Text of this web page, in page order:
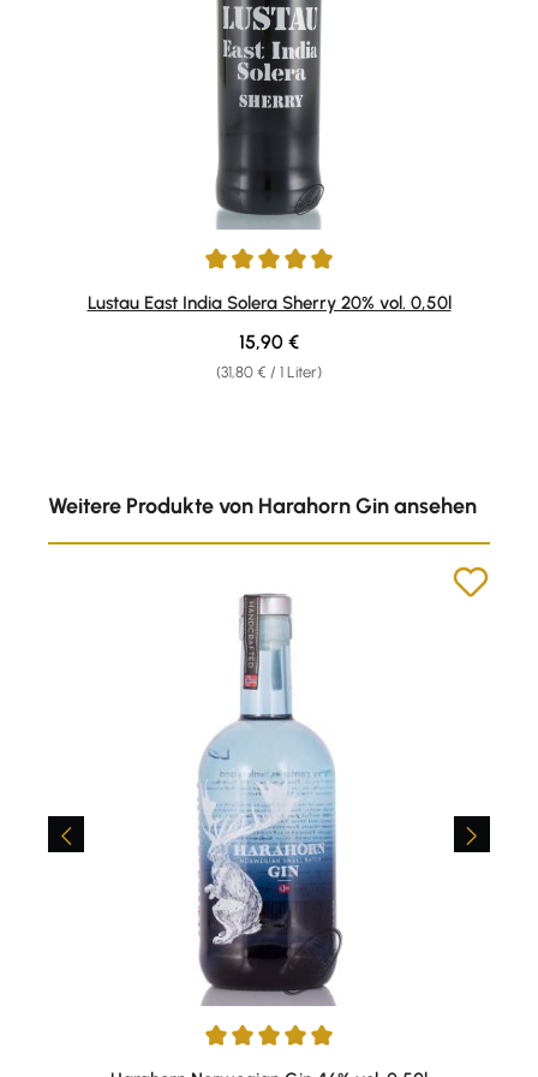
Durchschnittliche Bewertung von 5 von 5 Sternen
Lustau East India Solera Sherry 20% vol. 0,50l
(31,80 € / 1 Liter)
Regulärer Preis:
15,90 €
Weitere Produkte von Harahorn Gin ansehen
Durchschnittliche Bewertung von 5 von 5 Sternen